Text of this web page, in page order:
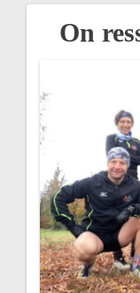
On